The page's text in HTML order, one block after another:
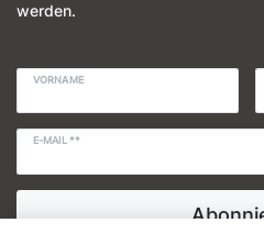
werden.
VORNAME
E-MAIL **